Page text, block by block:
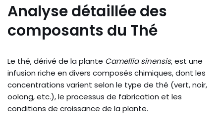
Analyse détaillée des
composants du Thé
Le thé, dérivé de la plante Camellia sinensis, est une
infusion riche en divers composés chimiques, dont les
concentrations varient selon le type de thé (vert, noir,
oolong, etc.), le processus de fabrication et les
conditions de croissance de la plante.